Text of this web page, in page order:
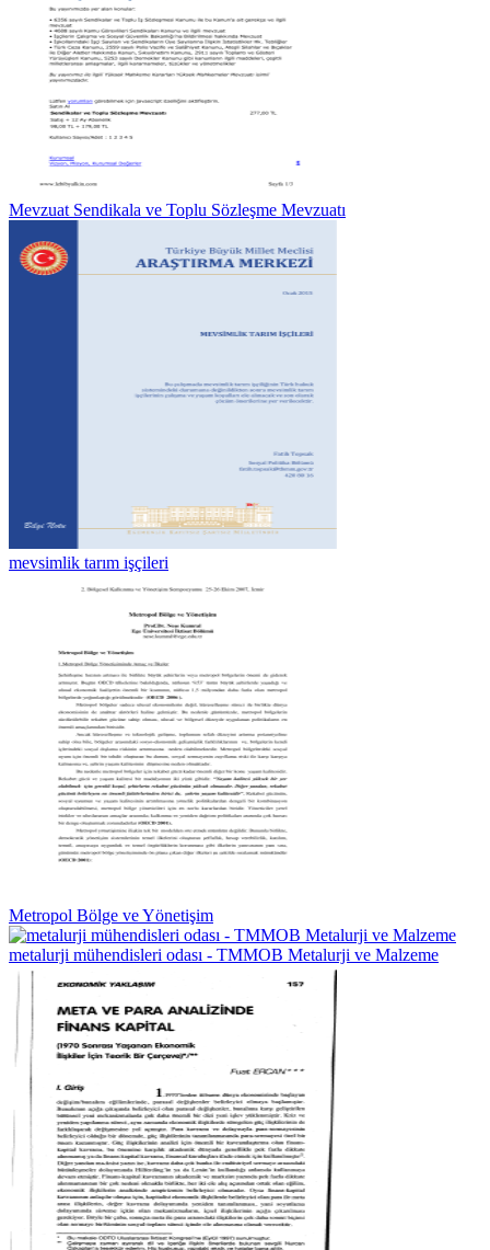
Mevzuat Sendikala ve Toplu Sözleşme Mevzuatı
mevsimlik tarım işçileri
Metropol Bölge ve Yönetişim
metalurji mühendisleri odası - TMMOB Metalurji ve Malzeme